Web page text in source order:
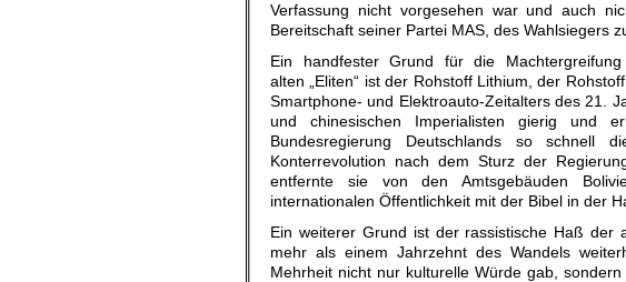
Verfassung nicht vorgesehen war und auch
Bereitschaft seiner Partei MAS, des Wahlsiegers
Ein handfester Grund für die
alten „Eliten“ ist der Rohstoff Lithium, der
Smartphone- und Elektroauto-Zeitalters des 21.
und chinesischen Imperialisten gierig und
Bundesregierung Deutschlands so schnell
Konterrevolution nach dem Sturz der
entfernte sie von den Amtsgebäuden
internationalen Öffentlichkeit mit der Bibel in der
Ein weiterer Grund ist der rassistische Haß
mehr als einem Jahrzehnt des Wandels
Mehrheit nicht nur kulturelle Würde gab,